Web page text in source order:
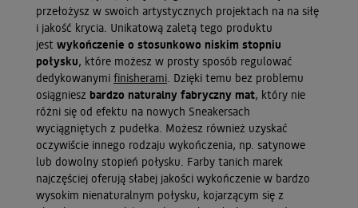
przełożysz w swoich artystycznych projektach na na siłę
i jakość krycia. Unikatową zaletą tego produktu
jest wykończenie o stosunkowo niskim stopniu
połysku, które możesz w prosty sposób regulować
dedykowanymi finisherami . Dzięki temu bez problemu
osiągniesz bardzo naturalny fabryczny mat, który nie
różni się od efektu na nowych Sneakersach
wyciągniętych z pudełka. Możesz również uzyskać
oczywiście innego rodzaju wykończenia, np. satynowe
lub dowolny stopień połysku. Farby tanich marek
najczęściej oferują słabej jakości wykończenie w bardzo
wysokim nienaturalnym połysku, kojarzącym się z